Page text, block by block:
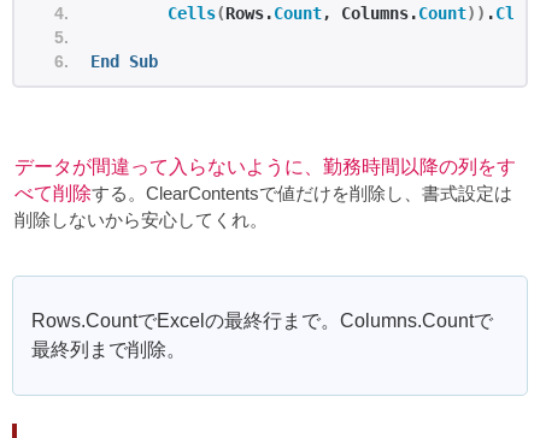
Cells(Rows.Count, Columns.Count)) .
End Sub
データが間違って入らないように、勤務時間以降の列をす
べて削除する。ClearContentsで値だけを削除し、書式設定は
削除しないから安心してくれ。
Rows.CountでExcelの最終行まで。Columns.Countで
最終列まで削除。